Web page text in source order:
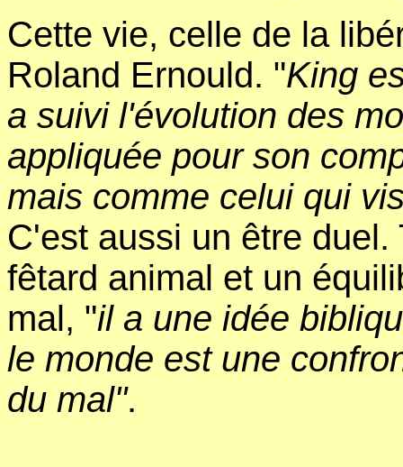
Cette vie, celle de la
Roland Ernould. "King
a suivi l'évolution des
appliquée pour son
mais comme celui qui
C'est aussi un être
fêtard animal et un
mal, "il a une idée
le monde est une
du mal".